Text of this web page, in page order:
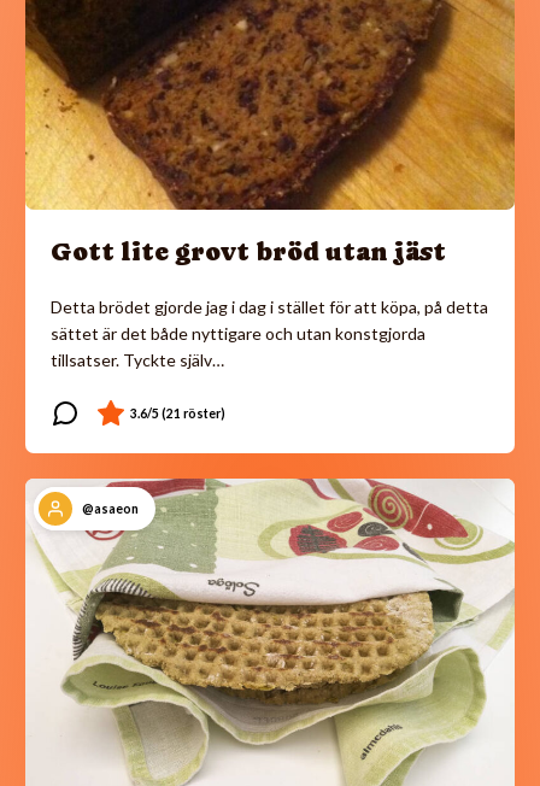
Gott lite grovt bröd utan jäst
Detta brödet gjorde jag i dag i stället för att köpa, på detta
sättet är det både nyttigare och utan konstgjorda
tillsatser. Tyckte själv…
@asaeon